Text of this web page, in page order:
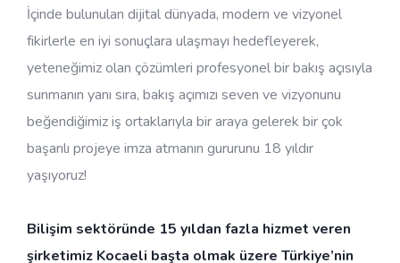
İçinde bulunulan dijital dünyada, modern ve vizyonel
fikirlerle en iyi sonuçlara ulaşmayı hedefleyerek,
yeteneğimiz olan çözümleri profesyonel bir bakış açısıyla
sunmanın yanı sıra, bakış açımızı seven ve vizyonunu
beğendiğimiz iş ortaklarıyla bir araya gelerek bir çok
başarılı projeye imza atmanın gururunu 18 yıldır
yaşıyoruz!
Bilişim sektöründe 15 yıldan fazla hizmet veren
şirketimiz Kocaeli başta olmak üzere Türkiye’nin